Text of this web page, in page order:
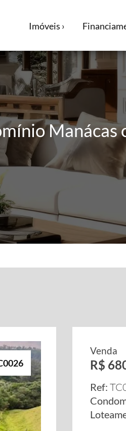
Imóveis ›
Manácas
Venda
R$
Ref: